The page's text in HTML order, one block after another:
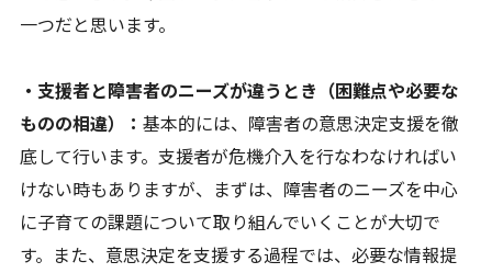
一つだと思います。
・支援者と障害者のニーズが違うとき（困難点や必要な
ものの相違）： 基本的には、障害者の意思決定支援を徹
底して行います。支援者が危機介入を行なわなければい
けない時もありますが、まずは、障害者のニーズを中心
に子育ての課題について取り組んでいくことが大切で
す。また、意思決定を支援する過程では、必要な情報提